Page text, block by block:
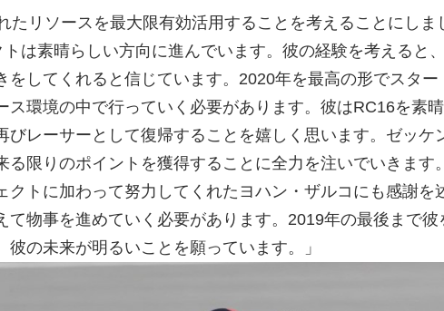
たリソースを最大限有効活用することを考えることにしま
は素晴らしい方向に進んでいます。彼の経験を考えると
をしてくれると信じています。2020年を最高の形でスタ
ス環境の中で行っていく必要があります。彼はRC16を素
びレーサーとして復帰することを嬉しく思います。ゼッケ
る限りのポイントを獲得することに全力を注いでいきます
クトに加わって努力してくれたヨハン・ザルコにも感謝を
て物事を進めていく必要があります。2019年の最後まで
彼の未来が明るいことを願っています。」